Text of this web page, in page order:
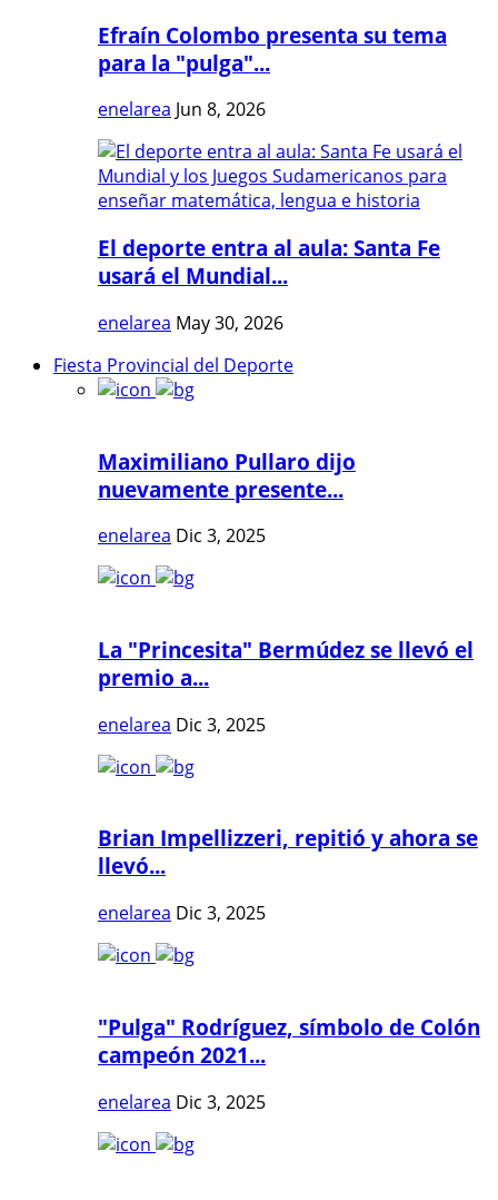
Efraín Colombo presenta su tema
para la "pulga"...
enelarea Jun 8, 2026
El deporte entra al aula: Santa Fe
usará el Mundial...
enelarea May 30, 2026
Fiesta Provincial del Deporte
Maximiliano Pullaro dijo
nuevamente presente...
enelarea Dic 3, 2025
La "Princesita" Bermúdez se llevó el
premio a...
enelarea Dic 3, 2025
Brian Impellizzeri, repitió y ahora se
llevó...
enelarea Dic 3, 2025
"Pulga" Rodríguez, símbolo de Colón
campeón 2021...
enelarea Dic 3, 2025